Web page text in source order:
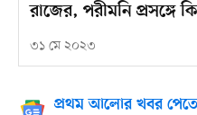
রাজের, পরীমনি প্রসঙ্গে
৩১ মে ২০২৩
প্রথম আলোর খবর